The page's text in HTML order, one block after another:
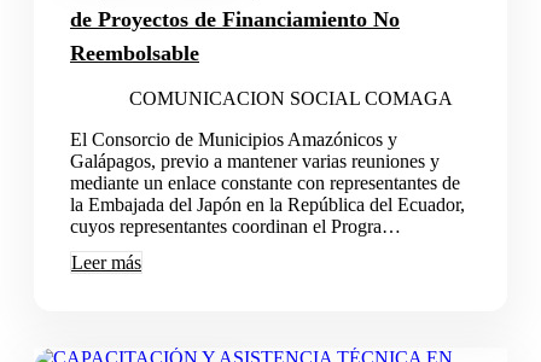
de Proyectos de Financiamiento No
Reembolsable
COMUNICACION SOCIAL COMAGA
El Consorcio de Municipios Amazónicos y
Galápagos, previo a mantener varias reuniones y
mediante un enlace constante con representantes de
la Embajada del Japón en la República del Ecuador,
cuyos representantes coordinan el Progra…
Leer más